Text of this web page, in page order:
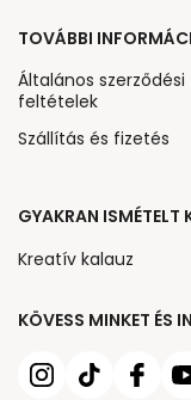
KÖVESS MINKET ÉS
TOVÁBBI
Általános szerződési
feltételek
Szállítás és fizetés
GYAKRAN ISMÉTELT
Kreatív kalauz